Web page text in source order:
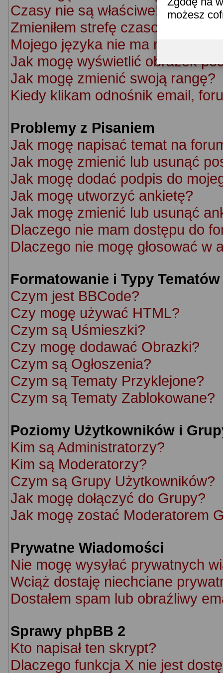
możesz
Czasy nie są właściwe!
Zmieniłem strefę czasową ale
Mojego języka nie ma na liście!
Jak mogę wyświetlić obrazek
Jak mogę zmienić swoją rangę?
Kiedy klikam odnośnik email,
Problemy z Pisaniem
Jak mogę napisać temat na
Jak mogę zmienić lub usunąć
Jak mogę dodać podpis do
Jak mogę utworzyć ankietę?
Jak mogę zmienić lub usunąć
Dlaczego nie mam dostępu do
Dlaczego nie mogę głosować w
Formatowanie i Typy Tematów
Czym jest BBCode?
Czy mogę używać HTML?
Czym są Uśmieszki?
Czy mogę dodawać Obrazki?
Czym są Ogłoszenia?
Czym są Tematy Przyklejone?
Czym są Tematy Zablokowane?
Poziomy Użytkowników i
Kim są Administratorzy?
Kim są Moderatorzy?
Czym są Grupy Użytkowników?
Jak mogę dołączyć do Grupy?
Jak mogę zostać Moderatorem
Prywatne Wiadomości
Nie mogę wysyłać prywatnych
Wciąż dostaję niechciane
Dostałem spam lub obraźliwy
Sprawy phpBB 2
Kto napisał ten skrypt?
Dlaczego funkcja X nie jest